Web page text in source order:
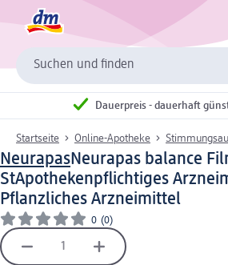
Suchen und finden
Dauerpreis - dauerhaft
Startseite Online-Apotheke
NeurapasNeurapas balance
StApothekenpflichtiges
Pflanzliches Arzneimittel
0 (0)